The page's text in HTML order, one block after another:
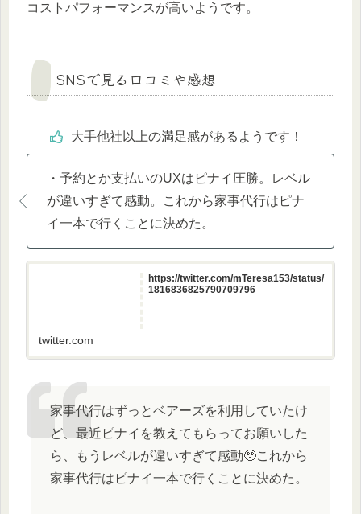
コストパフォーマンスが高いようです。
SNSで見る口コミや感想
大手他社以上の満足感があるようです！
・予約とか支払いのUXはピナイ圧勝。レベル
が違いすぎて感動。これから家事代行はピナ
イ一本で行くことに決めた。
https://twitter.com/mTeresa153/status/
1816836825790709796
twitter.com
家事代行はずっとベアーズを利用していたけ
ど、最近ピナイを教えてもらってお願いした
ら、もうレベルが違いすぎて感動🥹これから
家事代行はピナイ一本で行くことに決めた。